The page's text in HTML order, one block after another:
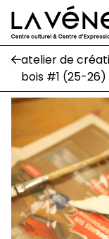
Aller au contenu
Rue Gratès, 3
1170
02 663 85 50
Écuries
Place Gilson, 3
1170
02 663 85 50
suivez-nous
Journal Vénerie
Newsletter
atelier de
bois #1 (25-26)